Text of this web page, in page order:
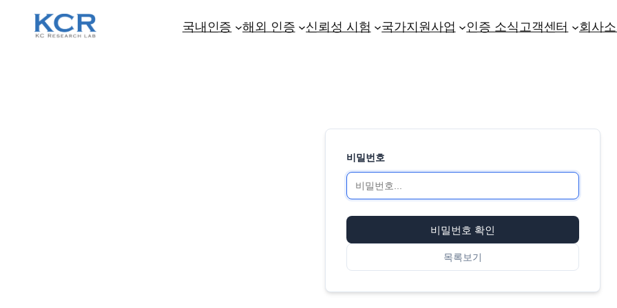
국내인증 해외 인증 신뢰성 시험 국가지원사업 인증 소식고객센터 회사
비밀번호
목록보기
비밀번호 확인